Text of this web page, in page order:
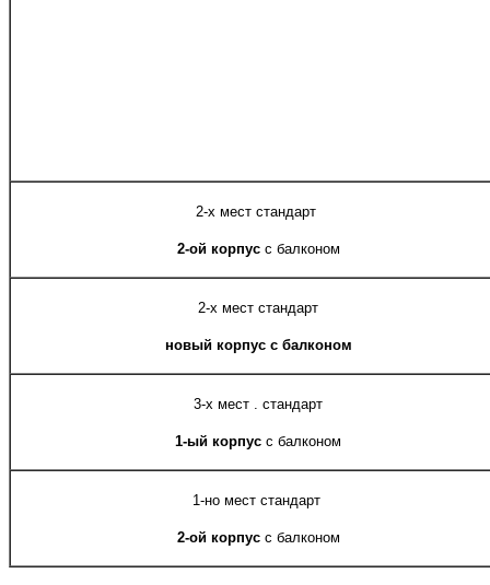
2-х мест стандарт
2-ой корпус с балконом
2-х мест стандарт
новый корпусс балконом
3-х мест . стандарт
1-ый корпус с балконом
1-но мест стандарт
2-ой корпус с балконом